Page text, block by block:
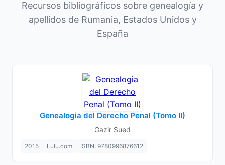
Recursos bibliográficos sobre genealogía y
apellidos de Rumania, Estados Unidos y
España
Genealogia del Derecho Penal (Tomo II)
Gazir Sued
2015 Lulu.com ISBN: 9780996876612